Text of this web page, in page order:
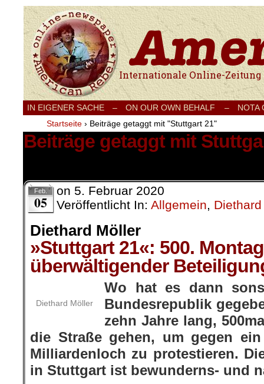
Internationale Onlinezeitung für Frieden,
IN EIGENER SACHE – ON OUR OWN BEHALF –
NOTA
Startseite › Beiträge getaggt mit "Stuttgart 21"
Beiträge getaggt mit
Feb.
05
on 5. Februar 2020
Veröffentlicht In: Allgemein,
Diethard Möller
»Stuttgart 21«: 500.
überwältigender
Diethard Möller
Wo hat es dann
Bundesrepublik
zehn Jahre lang,
die Straße gehen, um gegen
Milliardenloch zu protestieren.
in Stuttgart ist bewunderns- und